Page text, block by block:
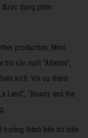
production, Mimi
sản xuất “Atlantis”,
kịch. Với sự thành
Land”, “Beauty and the
trưởng thành bên bờ biển